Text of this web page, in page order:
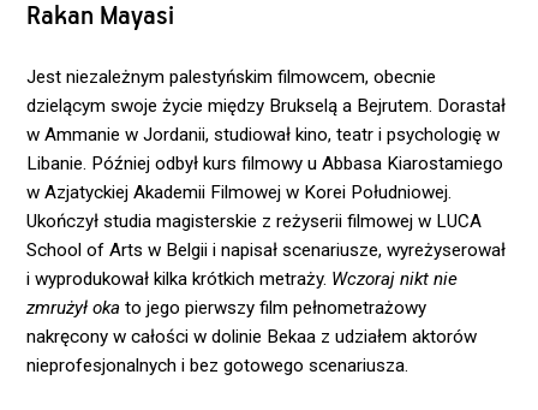
Rakan Mayasi
Jest niezależnym palestyńskim filmowcem, obecnie
dzielącym swoje życie między Brukselą a Bejrutem. Dorastał
w Ammanie w Jordanii, studiował kino, teatr i psychologię w
Libanie. Później odbył kurs filmowy u Abbasa Kiarostamiego
w Azjatyckiej Akademii Filmowej w Korei Południowej.
Ukończył studia magisterskie z reżyserii filmowej w LUCA
School of Arts w Belgii i napisał scenariusze, wyreżyserował
i wyprodukował kilka krótkich metraży. Wczoraj nikt nie
zmrużył oka to jego pierwszy film pełnometrażowy
nakręcony w całości w dolinie Bekaa z udziałem aktorów
nieprofesjonalnych i bez gotowego scenariusza.